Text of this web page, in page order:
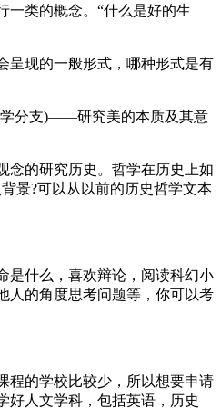
一类的概念。“什么是好的生
的一般形式，哪种形式是有
分支)——研究美的本质及其意
研究历史。哲学在历史上如
景?可以从以前的历史哲学文本
什么，喜欢辩论，阅读科幻小
人的角度思考问题等，你可以考
的学校比较少，所以想要申请
好人文学科，包括英语，历史